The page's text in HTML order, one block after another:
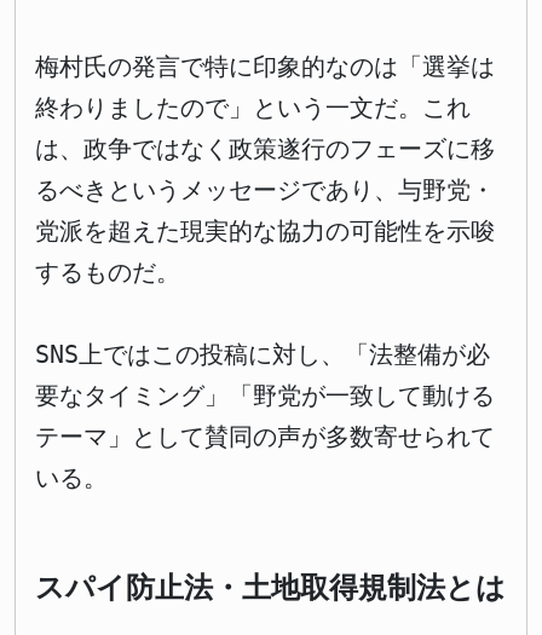
梅村氏の発言で特に印象的なのは「選挙は
終わりましたので」という一文だ。これ
は、政争ではなく政策遂行のフェーズに移
るべきというメッセージであり、与野党・
党派を超えた現実的な協力の可能性を示唆
するものだ。
SNS上ではこの投稿に対し、「法整備が必
要なタイミング」「野党が一致して動ける
テーマ」として賛同の声が多数寄せられて
いる。
スパイ防止法・土地取得規制法とは